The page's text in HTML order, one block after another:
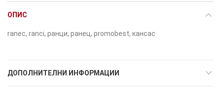
ОПИС
ranec, ranci, ранци, ранец, рromobest, кансас
ДОПОЛНИТЕЛНИ ИНФОРМАЦИИ